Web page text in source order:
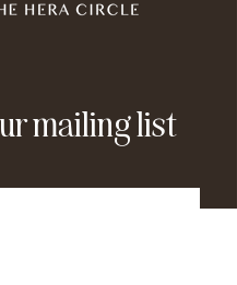
mailing list